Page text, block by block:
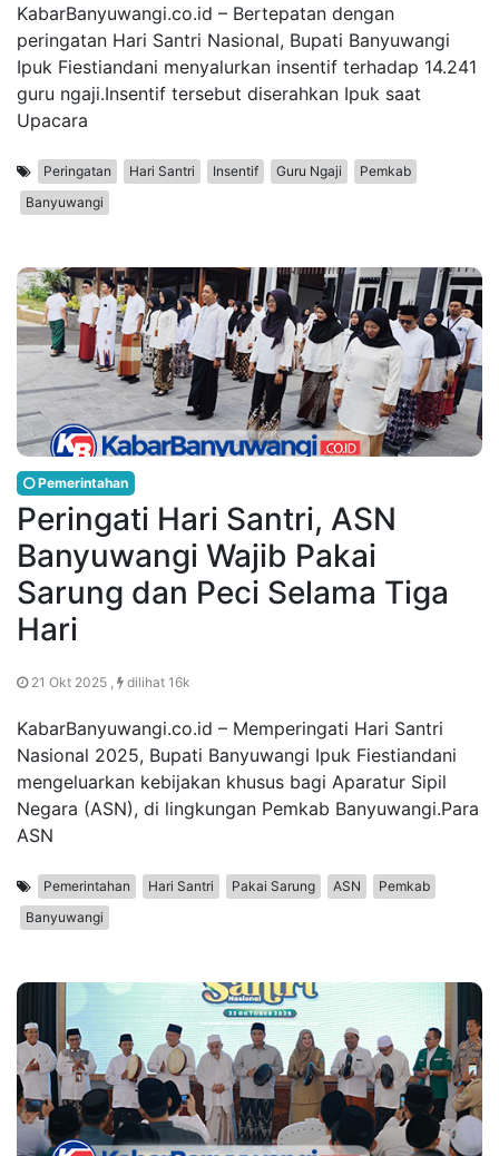
KabarBanyuwangi.co.id – Bertepatan dengan
peringatan Hari Santri Nasional, Bupati Banyuwangi
Ipuk Fiestiandani menyalurkan insentif terhadap 14.241
guru ngaji.Insentif tersebut diserahkan Ipuk saat
Upacara
Peringatan Hari Santri Insentif Guru Ngaji
Pemkab
Banyuwangi
Pemerintahan
Peringati Hari Santri, ASN
Banyuwangi Wajib Pakai
Sarung dan Peci Selama Tiga
Hari
21 Okt 2025 , dilihat 16k
KabarBanyuwangi.co.id – Memperingati Hari Santri
Nasional 2025, Bupati Banyuwangi Ipuk Fiestiandani
mengeluarkan kebijakan khusus bagi Aparatur Sipil
Negara (ASN), di lingkungan Pemkab Banyuwangi.Para
ASN
Pemerintahan Hari Santri Pakai Sarung ASN
Pemkab
Banyuwangi